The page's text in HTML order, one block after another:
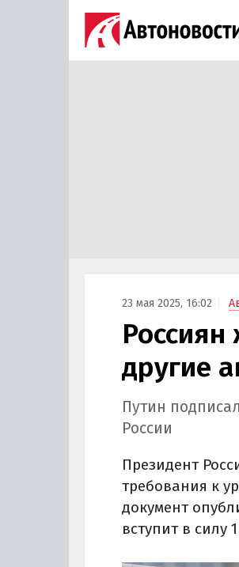
23 мая 2025, 16:02
другие
Путин
России
Президент
требования к
документ
вступит в силу